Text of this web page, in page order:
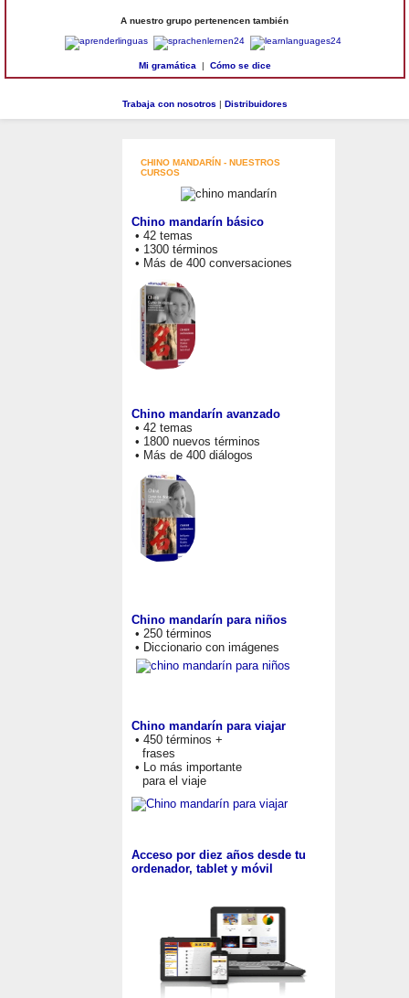
A nuestro grupo pertenencen también
Mi gramática | Cómo se dice
Trabaja con nosotros | Distribuidores
CHINO MANDARÍN - NUESTROS
CURSOS
Chino mandarín básico
• 42 temas
• 1300 términos
• Más de 400 conversaciones
Chino mandarín avanzado
• 42 temas
• 1800 nuevos términos
• Más de 400 diálogos
Chino mandarín para niños
• 250 términos
• Diccionario con imágenes
Chino mandarín para viajar
• 450 términos +
frases
• Lo más importante
para el viaje
Acceso por diez años desde tu
ordenador, tablet y móvil